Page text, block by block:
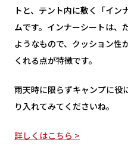
トと、テント内に敷く「イン
ムです。インナーシートは、
ようなもので、クッション性
くれる点が特徴です。
雨天時に限らずキャンプに役
り入れてみてくださいね。
詳しくはこちら >